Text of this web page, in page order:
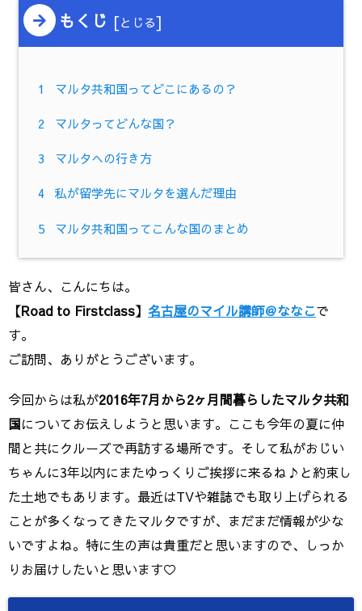
もくじ [とじる]
1 マルタ共和国ってどこにあるの？
2 マルタってどんな国？
3 マルタへの行き方
4 私が留学先にマルタを選んだ理由
5 マルタ共和国ってこんな国のまとめ
皆さん、こんにちは。
【Road to Firstclass】 名古屋のマイル講師＠ななこで
す。
ご訪問、ありがとうございます。
今回からは私が2016年7月から2ヶ月間暮らしたマルタ共和
国についてお伝えしようと思います。ここも今年の夏に仲
間と共にクルーズで再訪する場所です。そして私がおじい
ちゃんに3年以内にまたゆっくりご挨拶に来るね♪と約束し
た土地でもあります。最近はTVや雑誌でも取り上げられる
ことが多くなってきたマルタですが、まだまだ情報が少な
いですよね。特に生の声は貴重だと思いますので、しっか
りお届けしたいと思います♡